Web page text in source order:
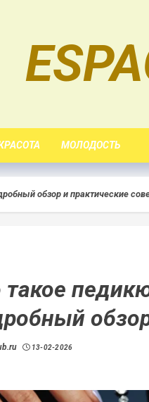
МОЛОДОСТЬ
обзор и практические
такое
13-02-2026